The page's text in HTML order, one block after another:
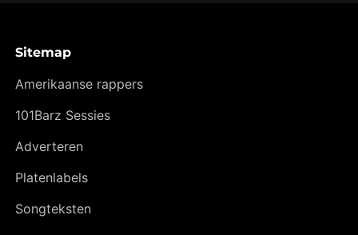
Sitemap
Amerikaanse rappers
101Barz Sessies
Adverteren
Platenlabels
Songteksten